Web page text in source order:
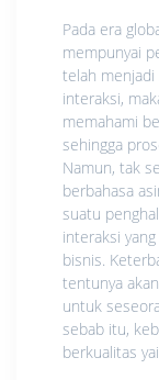
Pada era
mempunyai
telah menjadi
interaksi,
memahami
sehingga
Namun, tak
berbahasa
suatu
interaksi
bisnis.
tentunya
untuk
sebab itu,
berkualitas